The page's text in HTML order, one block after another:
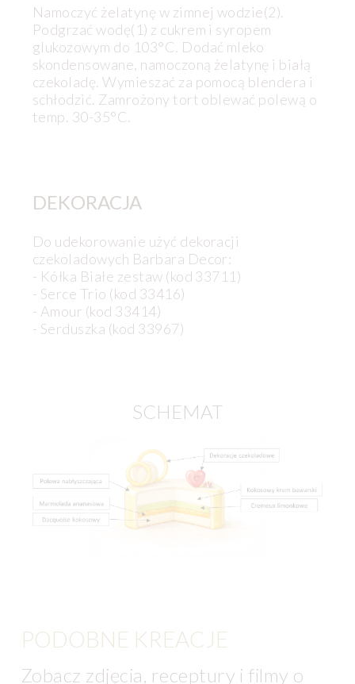
Namoczyć żelatynę w zimnej wodzie(2).
Podgrzać wodę(1) z cukrem i syropem
glukozowym do 103°C. Dodać mleko
skondensowane, namoczoną żelatynę i białą
czekoladę. Wymieszać za pomocą blendera i
schłodzić. Zamrożony tort oblewać polewą o
temp. 30-35°C.
DEKORACJA
Do udekorowanie użyć dekoracji
czekoladowych Barbara Decor:
- Kółka Białe zestaw (kod 33711)
- Serce Trio (kod 33416)
- Amour (kod 33414)
- Serduszka (kod 33967)
SCHEMAT
PODOBNE KREACJE
Zobacz zdjęcia, receptury i filmy o